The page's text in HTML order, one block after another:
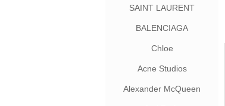
SAINT LAURENT
BALENCIAGA
Chloe
Acne Studios
Alexander McQueen